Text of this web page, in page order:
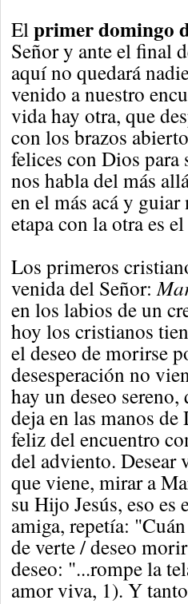
Elprimer domingo
Señor y ante el final
aquí no quedará
venido a nuestro
vida hay otra, que
con los brazos
felices con Dios
nos habla del más
en el más acá y
etapa con la otra es
Los primeros
venida del Señor:
en los labios de un
hoy los cristianos
el deseo de morirse
desesperación no
hay un deseo
deja en las manos de
feliz del encuentro
del adviento. Desear
que viene, mirar a
su Hijo Jesús, eso es
amiga, repetía:
de verte / deseo
deseo: "...rompe la
amor viva, 1). Y